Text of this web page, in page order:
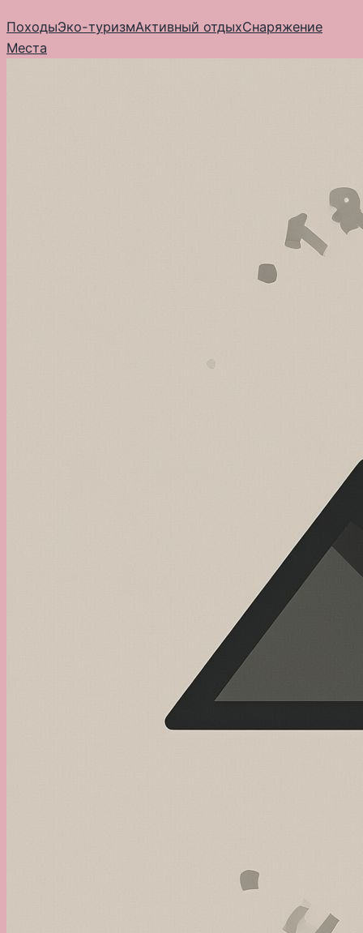
к
содержимому
ПоходыЭко-туризмАктивный отдыхСнаряжение
Места